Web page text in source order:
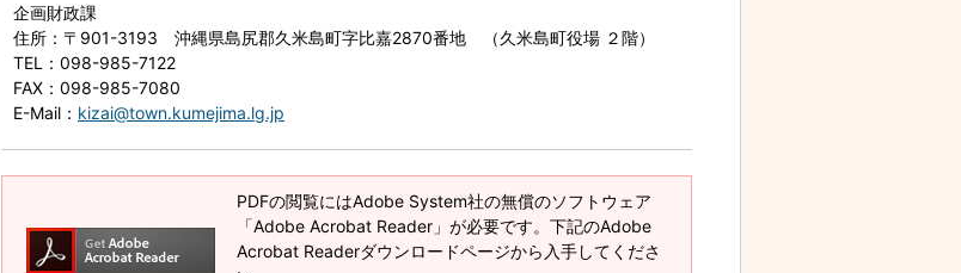
企画財政課
住所 ：〒901-3193 沖縄県島尻郡久米島町字比嘉2870番地 （久米島町役場 ２階）
TEL
：098-985-7122
FAX ：098-985-7080
E-Mail ： kizai@town.kumejima.lg.jp
PDFの閲覧にはAdobe System社の無償のソフトウェア
「Adobe Acrobat Reader」が必要です。下記のAdobe
Acrobat Readerダウンロードページから入手してくださ